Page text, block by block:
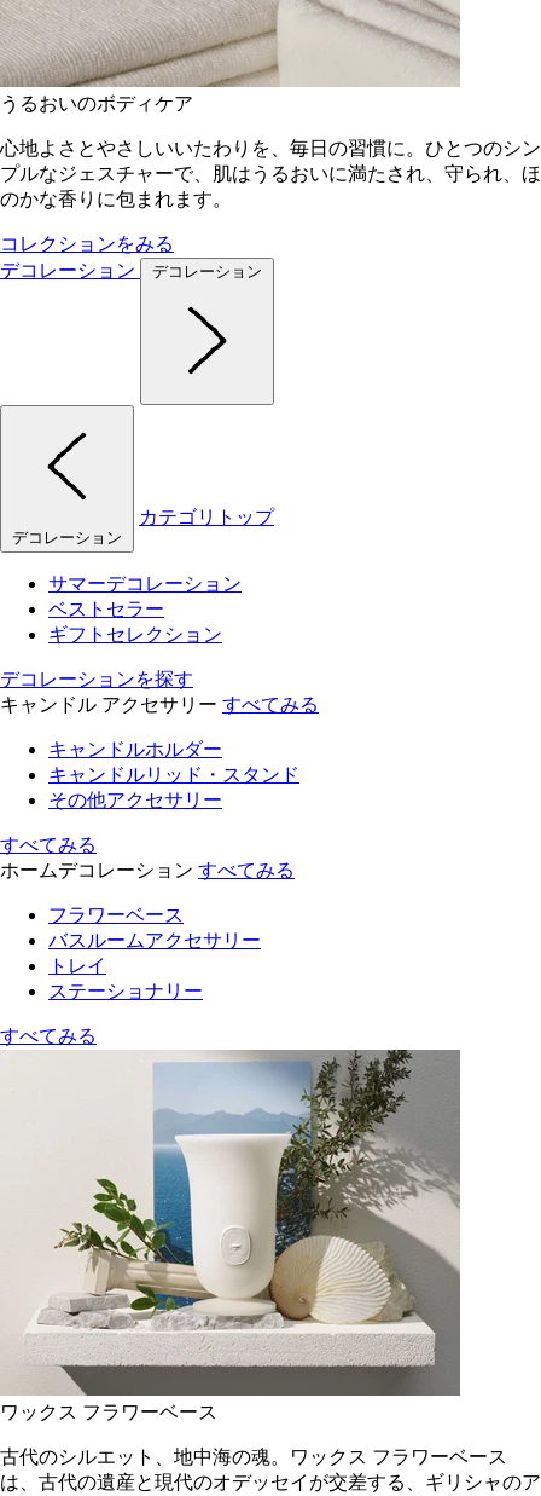
うるおいのボディケア
心地よさとやさしいいたわりを、毎日の習慣に。ひとつのシン
プルなジェスチャーで、肌はうるおいに満たされ、守られ、ほ
のかな香りに包まれます。
コレクションをみる
デコレーション
デコレーション
デコレーション
カテゴリトップ
サマーデコレーション
ベストセラー
ギフトセレクション
デコレーションを探す
キャンドル アクセサリー すべてみる
キャンドルホルダー
キャンドルリッド・スタンド
その他アクセサリー
すべてみる
ホームデコレーション すべてみる
フラワーベース
バスルームアクセサリー
トレイ
ステーショナリー
すべてみる
ワックス フラワーベース
古代のシルエット、地中海の魂。ワックス フラワーベース
は、古代の遺産と現代のオデッセイが交差する、ギリシャのア